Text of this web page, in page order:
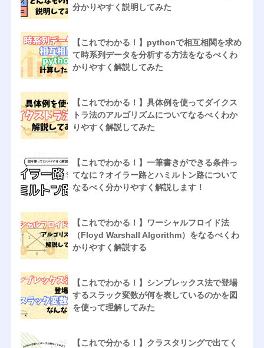
分かりやすく説明してみた
【これでわかる！】pythonで相互相関を求め
て時系列データを分析する方法をなるべくわ
かりやすく解説してみた
【これでわかる！】具体例を使ってダイクス
トラ法のアルゴリズムについてなるべくわか
りやすく解説してみた
【これでわかる！】一筆書きができる条件っ
てなに？オイラー路とハミルトン路について
なるべく分かりやすく解説します！
【これでわかる！】ワーシャルフロイド法
（Floyd Warshall Algorithm）をなるべくわ
かりやすく解説する
【これでわかる！】シンプレックス法で登場
するスラック変数が何を表しているのかを図
を使って理解してみた
【これで分かる！】クラスタリングで出てく